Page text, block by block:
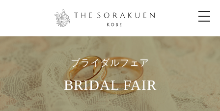
t
o
g
a
t
ブライダルフェア
BRIDAL FAIR